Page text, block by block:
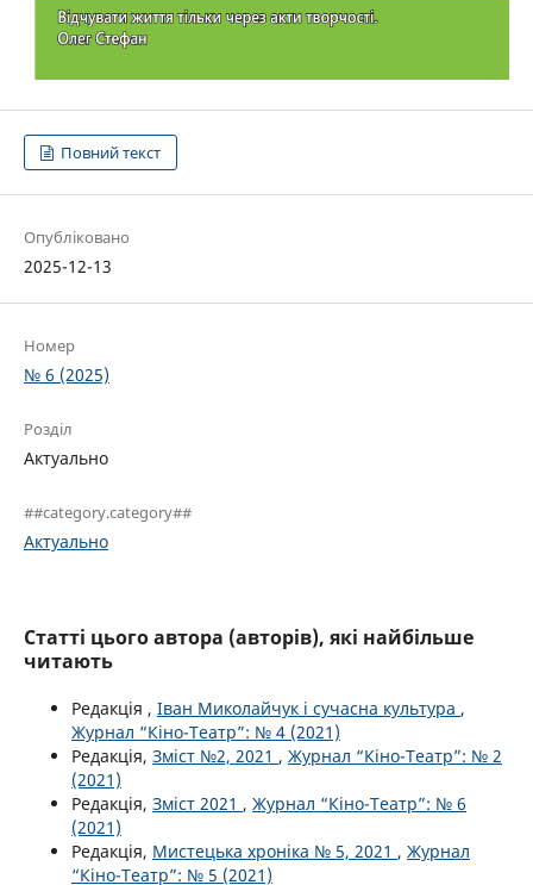
Повний текст
Опубліковано
2025-12-13
Номер
№ 6 (2025)
Розділ
Актуально
##category.category##
Актуально
Статті цього автора (авторів), які найбільше
читають
Редакція , Іван Миколайчук і сучасна культура ,
Журнал “Кіно-Театр”: № 4 (2021)
Редакція, Зміст №2, 2021 , Журнал “Кіно-Театр”: № 2
(2021)
Редакція, Зміст 2021 , Журнал “Кіно-Театр”: № 6
(2021)
Редакція, Мистецька хроніка № 5, 2021 , Журнал
“Кіно-Театр”: № 5 (2021)